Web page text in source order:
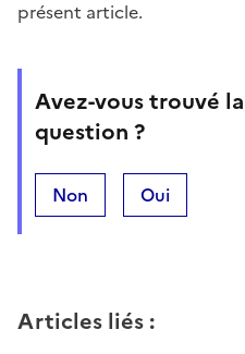
présent article.
Avez-vous trouvé
question ?
Non Oui
Articles liés :